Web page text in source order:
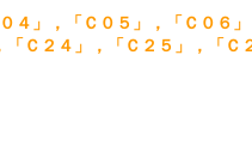
４」，「Ｃ０５」，「Ｃ０６
Ｃ２４」，「Ｃ２５」，「Ｃ